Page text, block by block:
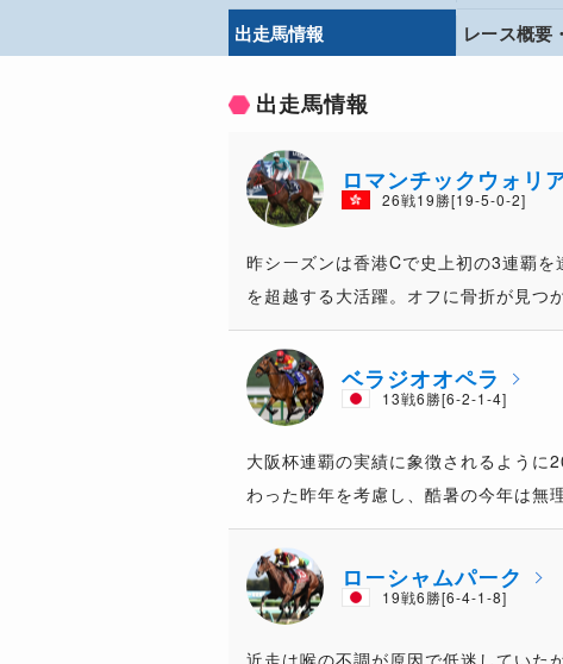
出走馬情報
レース概要・
出走馬情報
ロマンチックウォリ
26戦19勝[19-5-0-2]
昨シーズンは香港Cで史上初の3連覇
を超越する大活躍。オフに骨折が見つ
ベラジオオペラ
13戦6勝[6-2-1-4]
大阪杯連覇の実績に象徴されるように
わった昨年を考慮し、酷暑の今年は無
ローシャムパーク
19戦6勝[6-4-1-8]
近走は喉の不調が原因で低迷していた